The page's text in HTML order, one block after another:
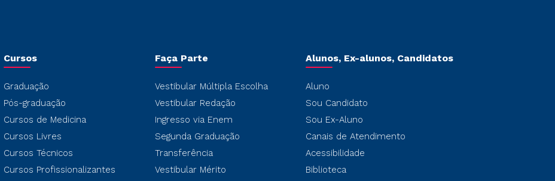
Cursos
Graduação
Pós-graduação
Cursos de Medicina
Cursos Livres
Cursos Técnicos
Cursos Profissionalizantes
Faça Parte
Vestibular Múltipla Escolha
Vestibular Redação
Ingresso via Enem
Segunda Graduação
Transferência
Vestibular Mérito
Alunos, Ex-alunos, Candidatos
Aluno
Sou Candidato
Sou Ex-Aluno
Canais de Atendimento
Acessibilidade
Biblioteca